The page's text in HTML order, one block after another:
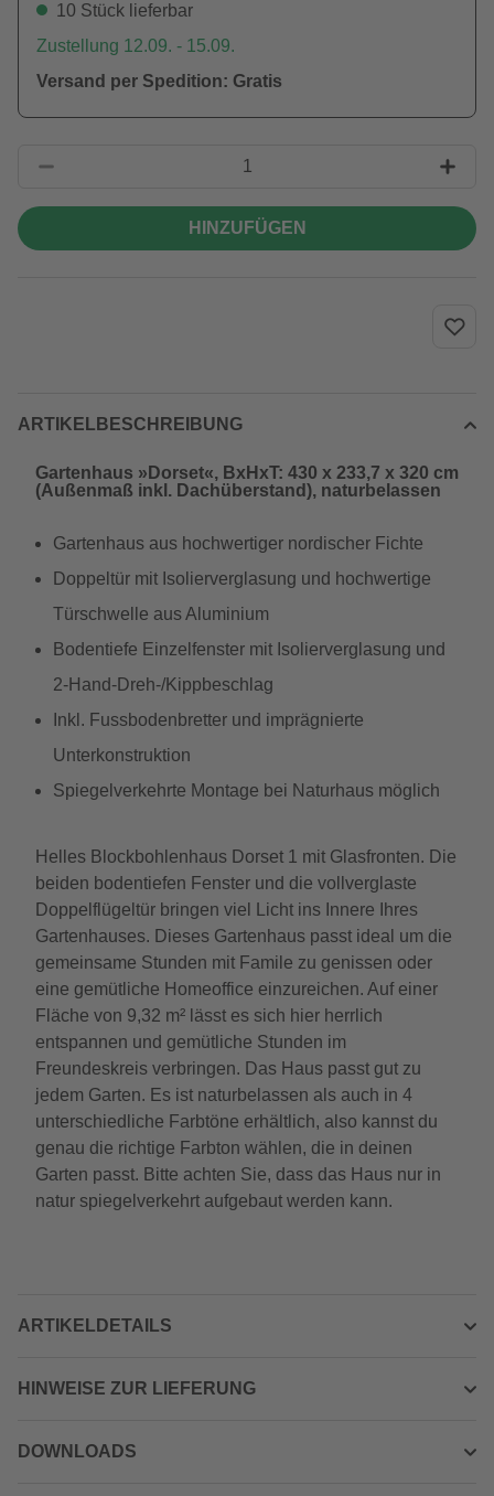
10 Stück lieferbar
Zustellung 12.09. - 15.09.
Versand per Spedition: Gratis
HINZUFÜGEN
ARTIKELBESCHREIBUNG
Gartenhaus »Dorset«, BxHxT: 430 x 233,7 x 320 cm
(Außenmaß inkl. Dachüberstand), naturbelassen
Gartenhaus aus hochwertiger nordischer Fichte
Doppeltür mit Isolierverglasung und hochwertige
Türschwelle aus Aluminium
Bodentiefe Einzelfenster mit Isolierverglasung und
2-Hand-Dreh-/Kippbeschlag
Inkl. Fussbodenbretter und imprägnierte
Unterkonstruktion
Spiegelverkehrte Montage bei Naturhaus möglich
Helles Blockbohlenhaus Dorset 1 mit Glasfronten. Die
beiden bodentiefen Fenster und die vollverglaste
Doppelflügeltür bringen viel Licht ins Innere Ihres
Gartenhauses. Dieses Gartenhaus passt ideal um die
gemeinsame Stunden mit Famile zu genissen oder
eine gemütliche Homeoffice einzureichen. Auf einer
Fläche von 9,32 m² lässt es sich hier herrlich
entspannen und gemütliche Stunden im
Freundeskreis verbringen. Das Haus passt gut zu
jedem Garten. Es ist naturbelassen als auch in 4
unterschiedliche Farbtöne erhältlich, also kannst du
genau die richtige Farbton wählen, die in deinen
Garten passt. Bitte achten Sie, dass das Haus nur in
natur spiegelverkehrt aufgebaut werden kann.
ARTIKELDETAILS
HINWEISE ZUR LIEFERUNG
DOWNLOADS